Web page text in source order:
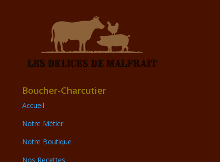
Boucher-Charcutier
Accueil
Notre Métier
Notre Boutique
Nos Recettes